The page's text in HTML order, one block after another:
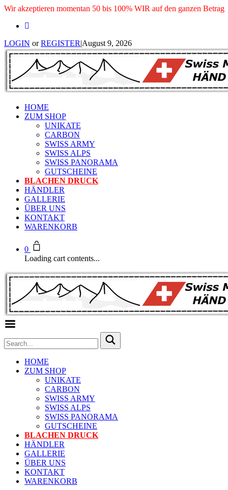
Wir akzeptieren momentan 50 bis 100% WIR auf den ganzen Betrag
LOGIN orREGISTER|August 9, 2026
HOME
ZUM SHOP
UNIKATE
CARBON
SWISS ARMY
SWISS ALPS
SWISS PANORAMA
GUTSCHEINE
BLACHEN DRUCK
HÄNDLER
GALLERIE
ÜBER UNS
KONTAKT
WARENKORB
0
Loading cart contents...
HOME
ZUM SHOP
UNIKATE
CARBON
SWISS ARMY
SWISS ALPS
SWISS PANORAMA
GUTSCHEINE
BLACHEN DRUCK
HÄNDLER
GALLERIE
ÜBER UNS
KONTAKT
WARENKORB